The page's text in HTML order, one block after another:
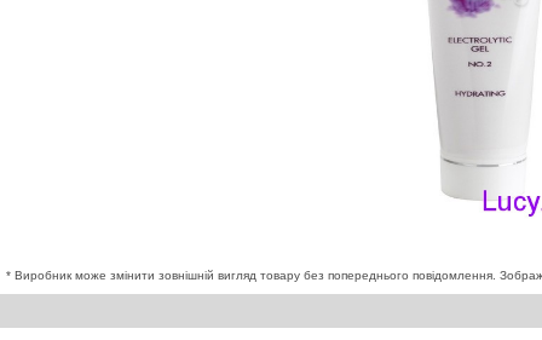
* Виробник може змінити зовнішній вигляд товару без попереднього повідомлення.